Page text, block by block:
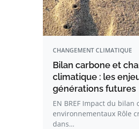
CHANGEMENT CLIMATIQUE
Bilan carbone et
climatique : les
générations futures
EN BREF Impact du
environnementaux Rôle
dans…